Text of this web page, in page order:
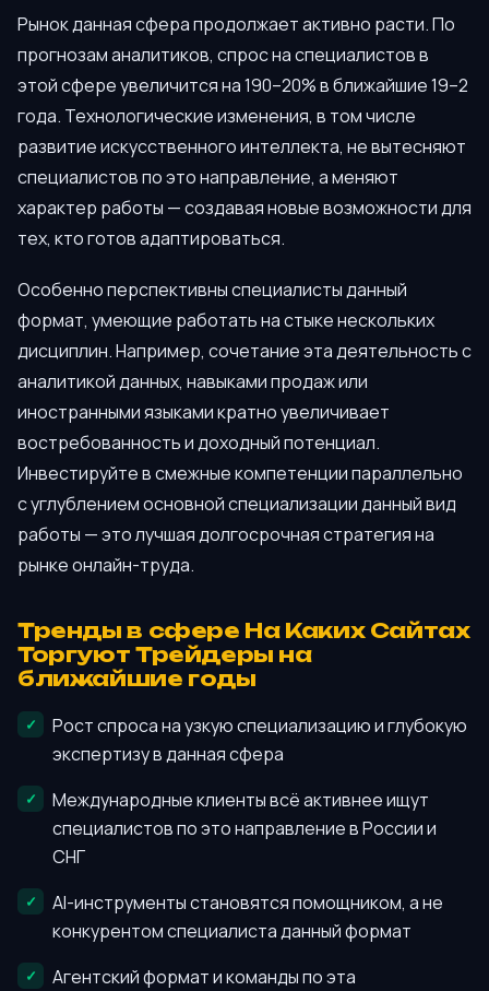
Рынок данная сфера продолжает активно расти. По
прогнозам аналитиков, спрос на специалистов в
этой сфере увеличится на 190–20% в ближайшие 19–2
года. Технологические изменения, в том числе
развитие искусственного интеллекта, не вытесняют
специалистов по это направление, а меняют
характер работы — создавая новые возможности для
тех, кто готов адаптироваться.
Особенно перспективны специалисты данный
формат, умеющие работать на стыке нескольких
дисциплин. Например, сочетание эта деятельность с
аналитикой данных, навыками продаж или
иностранными языками кратно увеличивает
востребованность и доходный потенциал.
Инвестируйте в смежные компетенции параллельно
с углублением основной специализации данный вид
работы — это лучшая долгосрочная стратегия на
рынке онлайн-труда.
Тренды в сфере На Каких Сайтах
Торгуют Трейдеры на
ближайшие годы
Рост спроса на узкую специализацию и глубокую
экспертизу в данная сфера
Международные клиенты всё активнее ищут
специалистов по это направление в России и
СНГ
AI-инструменты становятся помощником, а не
конкурентом специалиста данный формат
Агентский формат и команды по эта